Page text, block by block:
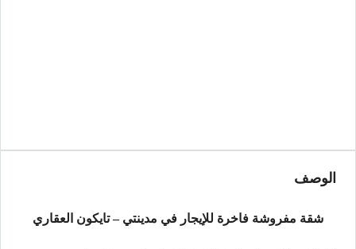
الوصف
شقة مفروشة فاخرة للإيجار في مدينتي – تايكون العقاري